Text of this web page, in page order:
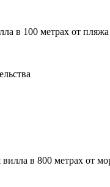
в 100 метрах от пляжа
в 800 метрах от